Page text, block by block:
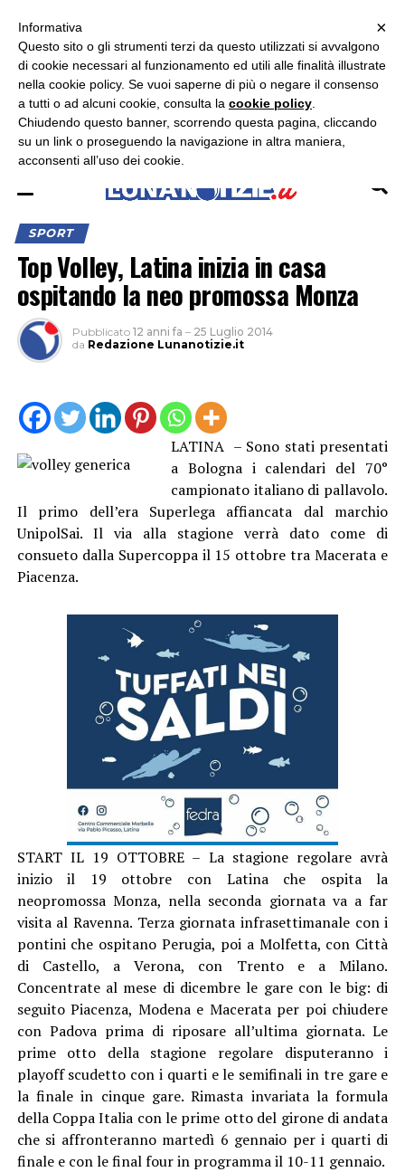
ASCOLTA RADIO LUNA
SPORT
Top Volley, Latina inizia in casa
ospitando la neo promossa Monza
Pubblicato 12 anni fa – 25 Luglio 2014
da Redazione Lunanotizie.it
LATINA – Sono stati presentati
a Bologna i calendari del 70°
campionato italiano di pallavolo.
Il primo dell’era Superlega affiancata dal marchio
UnipolSai. Il via alla stagione verrà dato come di
consueto dalla Supercoppa il 15 ottobre tra Macerata e
Piacenza.
START IL 19 OTTOBRE – La stagione regolare avrà
inizio il 19 ottobre con Latina che ospita la
neopromossa Monza, nella seconda giornata va a far
visita al Ravenna. Terza giornata infrasettimanale con i
pontini che ospitano Perugia, poi a Molfetta, con Città
di Castello, a Verona, con Trento e a Milano.
Concentrate al mese di dicembre le gare con le big: di
seguito Piacenza, Modena e Macerata per poi chiudere
con Padova prima di riposare all’ultima giornata. Le
prime otto della stagione regolare disputeranno i
playoff scudetto con i quarti e le semifinali in tre gare e
la finale in cinque gare. Rimasta invariata la formula
della Coppa Italia con le prime otto del girone di andata
che si affronteranno martedì 6 gennaio per i quarti di
finale e con le final four in programma il 10-11 gennaio.
×
×
Informativa
Questo sito o gli strumenti terzi da questo utilizzati si avvalgono
di cookie necessari al funzionamento ed utili alle finalità illustrate
nella cookie policy. Se vuoi saperne di più o negare il consenso
a tutti o ad alcuni cookie, consulta la cookie policy
Chiudendo questo banner, scorrendo questa pagina, cliccando
su un link o proseguendo la navigazione in altra maniera,
acconsenti all’uso dei cookie.